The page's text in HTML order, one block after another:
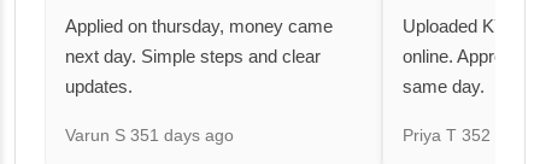
Applied on thursday, money came
next day. Simple steps and clear
updates.
Varun S 351 days ago
Uploaded KYC
online. Approval
same day.
Priya T 352 days